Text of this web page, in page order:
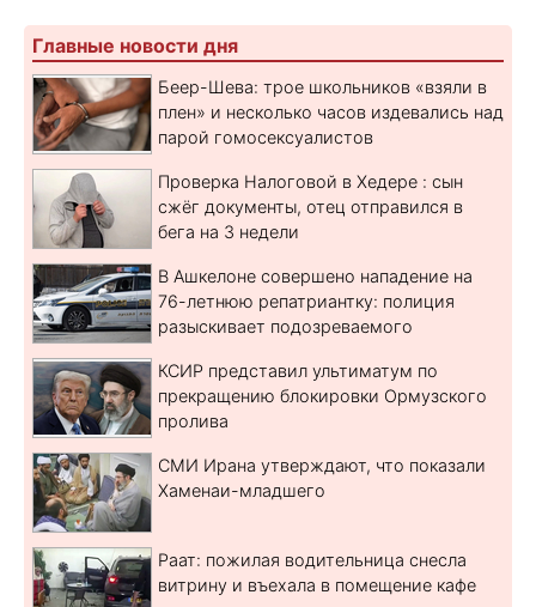
Главные новости дня
Беер-Шева: трое школьников «взяли в
плен» и несколько часов издевались над
парой гомосексуалистов
Проверка Налоговой в Хедере : сын
сжёг документы, отец отправился в
бега на 3 недели
В Ашкелоне совершено нападение на
76-летнюю репатриантку: полиция
разыскивает подозреваемого
КСИР представил ультиматум по
прекращению блокировки Ормузского
пролива
СМИ Ирана утверждают, что показали
Хаменаи-младшего
Раат: пожилая водительница снесла
витрину и въехала в помещение кафе